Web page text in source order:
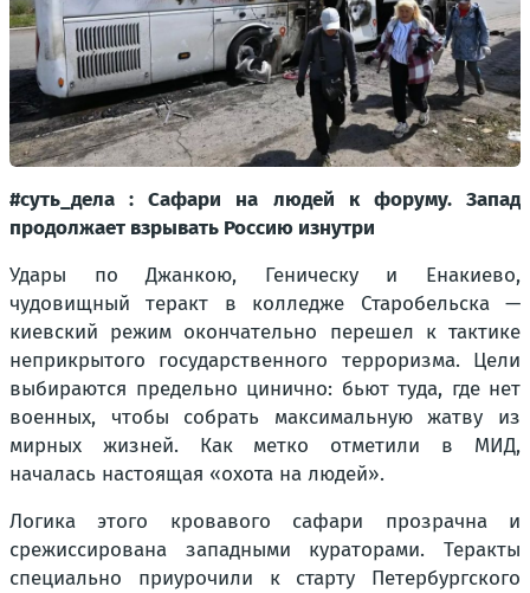
#суть_дела : Сафари на людей к форуму. Запад
продолжает взрывать Россию изнутри
Удары по Джанкою, Геническу и Енакиево,
чудовищный теракт в колледже Старобельска —
киевский режим окончательно перешел к тактике
неприкрытого государственного терроризма. Цели
выбираются предельно цинично: бьют туда, где нет
военных, чтобы собрать максимальную жатву из
мирных жизней. Как метко отметили в МИД,
началась настоящая «охота на людей».
Логика этого кровавого сафари прозрачна и
срежиссирована западными кураторами. Теракты
специально приурочили к старту Петербургского